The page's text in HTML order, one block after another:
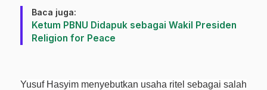
Baca juga:
Ketum PBNU Didapuk sebagai Wakil Presiden
Religion for Peace
Yusuf Hasyim menyebutkan usaha ritel sebagai salah